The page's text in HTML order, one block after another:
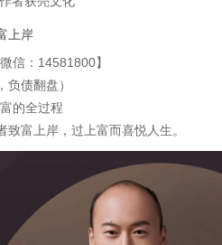
上岸
信：14581800】
债翻盘）
的全过程
富上岸，过上富而喜悦人生。